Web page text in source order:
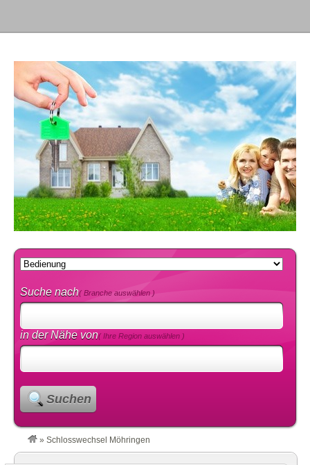
Suche nach( Branche auswählen )
in der Nähe von( Ihre Region auswählen )
Suchen
» Schlosswechsel Möhringen